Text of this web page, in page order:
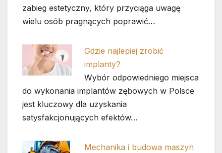
zabieg estetyczny, który przyciąga uwagę
wielu osób pragnących poprawić…
Gdzie najlepiej zrobić
implanty?
Wybór odpowiedniego miejsca
do wykonania implantów zębowych w Polsce
jest kluczowy dla uzyskania
satysfakcjonujących efektów…
Mechanika i budowa maszyn